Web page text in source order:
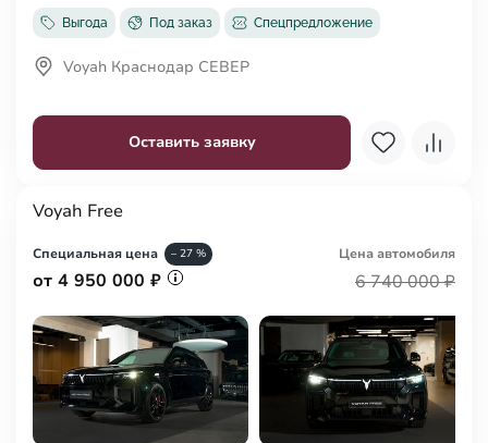
Выгода Под заказ Спецпредложение
Оставить заявку
Voyah Краснодар СЕВЕР
Voyah Free
Специальная цена – 27 %
от 4 950 000 ₽
Цена автомобиля
6 740 000 ₽